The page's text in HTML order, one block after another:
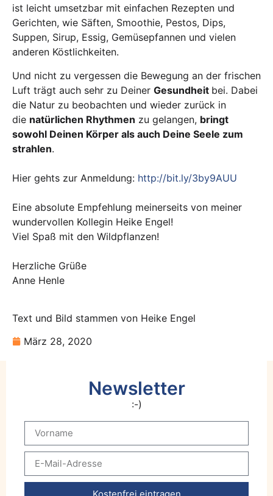
ist leicht umsetzbar mit einfachen Rezepten und
Gerichten, wie Säften, Smoothie, Pestos, Dips,
Suppen, Sirup, Essig, Gemüsepfannen und vielen
anderen Köstlichkeiten.
Und nicht zu vergessen die Bewegung an der frischen
Luft trägt auch sehr zu Deiner Gesundheit bei. Dabei
die Natur zu beobachten und wieder zurück in
die natürlichen Rhythmen zu gelangen, bringt
sowohl Deinen Körper als auch Deine Seele zum
strahlen.
Hier gehts zur Anmeldung: http://bit.ly/3by9AUU
Eine absolute Empfehlung meinerseits von meiner
wundervollen Kollegin Heike Engel!
Viel Spaß mit den Wildpflanzen!
Herzliche Grüße
Anne Henle
Text und Bild stammen von Heike Engel
März 28, 2020
Newsletter
:-)